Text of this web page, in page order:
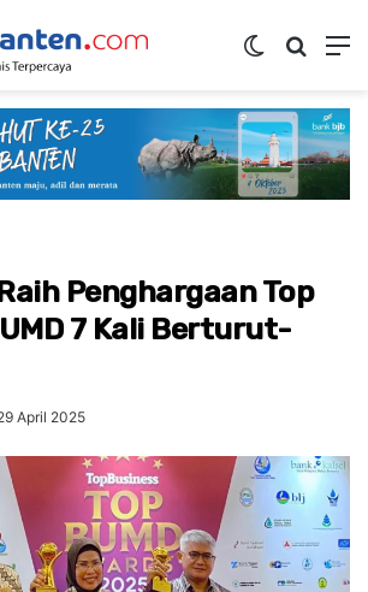
Switch skin
Penghargaan Top
7 Kali Berturut-
April 2025